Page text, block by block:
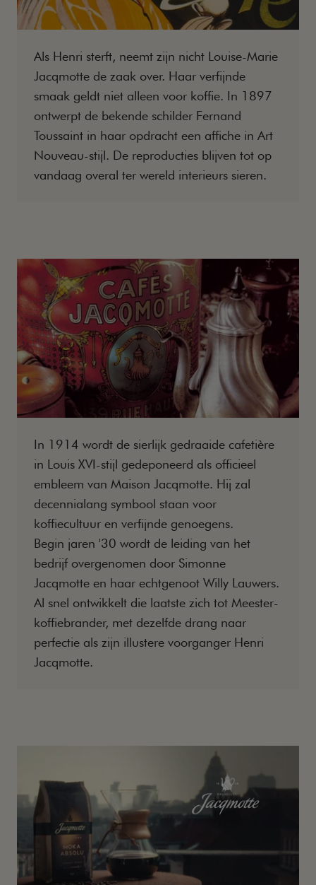
Als Henri sterft, neemt zijn nicht Louise-Marie
Jacqmotte de zaak over. Haar verfijnde
smaak geldt niet alleen voor koffie. In 1897
ontwerpt de bekende schilder Fernand
Toussaint in haar opdracht een affiche in Art
Nouveau-stijl. De reproducties blijven tot op
vandaag overal ter wereld interieurs sieren.
In 1914 wordt de sierlijk gedraaide cafetière
in Louis XVI-stijl gedeponeerd als officieel
embleem van Maison Jacqmotte. Hij zal
decennialang symbool staan voor
koffiecultuur en verfijnde genoegens.
Begin jaren '30 wordt de leiding van het
bedrijf overgenomen door Simonne
Jacqmotte en haar echtgenoot Willy Lauwers.
Al snel ontwikkelt die laatste zich tot Meester-
koffiebrander, met dezelfde drang naar
perfectie als zijn illustere voorganger Henri
Jacqmotte.